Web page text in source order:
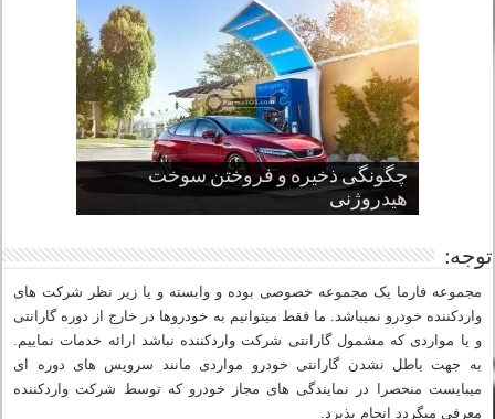
چگونگی ذخیره و فروختن سوخت
هیدروژنی
قدرتمندترین ماسل کارها یا خودروهای
عضلانی امریکایی
چرا نمک باعث خوردگی خودرو می شود؟
پنج کابین جذاب سال های اخیر صنعت
خودروسازی
از صفر تا صد طراحی خودرو قسمت
سوم
توجه:
مجموعه فارما یک مجموعه خصوصی بوده و وابسته و یا زیر نظر شرکت های
واردکننده خودرو نمیباشد. ما فقط میتوانیم به خودروها در خارج از دوره گارانتی
و یا مواردی که مشمول گارانتی شرکت واردکننده نباشد ارائه خدمات نماییم.
به جهت باطل نشدن گارانتی خودرو مواردی مانند سرویس های دوره ای
میبایست منحصرا در نمایندگی های مجاز خودرو که توسط شرکت واردکننده
معرفی میگردد انجام پذیرد.